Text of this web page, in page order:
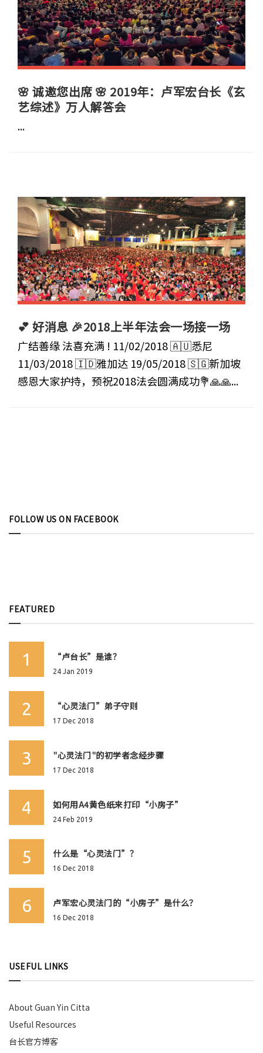
🌸 诚邀您出席 🌸 2019年：卢军宏台长《玄
艺综述》万人解答会
...
💕 好消息 🎉2018上半年法会一场接一场
广结善缘 法喜充满 ! 11/02/2018 🇦🇺悉尼
11/03/2018 🇮🇩雅加达 19/05/2018 🇸🇬新加坡
感恩大家护持，预祝2018法会圆满成功💐🙏🙏...
FOLLOW US ON FACEBOOK
FEATURED
1 “卢台长”是谁？
24 Jan 2019
2 “心灵法门”弟子守则
17 Dec 2018
3 "心灵法门"的初学者念经步骤
17 Dec 2018
4 如何用A4黄色纸来打印“小房子”
24 Feb 2019
5 什么是“心灵法门”？
16 Dec 2018
6 卢军宏心灵法门的“小房子”是什么？
16 Dec 2018
USEFUL LINKS
About Guan Yin Citta
Useful Resources
台长官方博客